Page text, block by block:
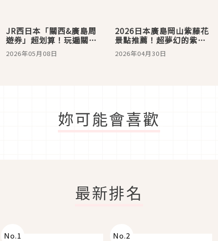
JR西日本「關西&廣島周
遊券」超划算！玩遍關
西、神戶、姬路、岡山、
廣島超划算
2026年05月08日
2026日本廣島岡山紫藤花
景點推薦！超夢幻的紫藤
花×魯冰花同框美景
2026年04月30日
妳可能會喜歡
最新排名
No.1 No.2